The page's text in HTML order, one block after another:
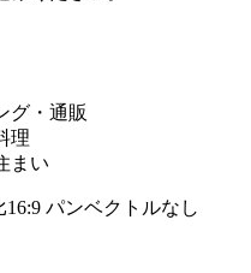
グ・通販
理
まい
16:9 パンベクトルなし